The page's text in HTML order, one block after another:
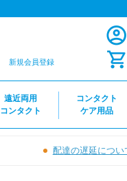
新規会員登録
遠近両用
コンタクト
コンタクト
ケア用品
配達の遅延につい